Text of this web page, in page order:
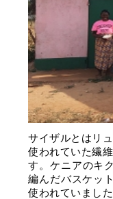
サイザルとはリ
使われていた繊
す。ケニアのキ
編んだバスケッ
使われていまし